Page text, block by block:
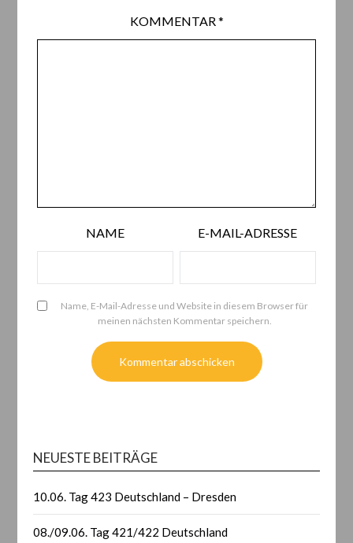
KOMMENTAR *
NAME E-MAIL-ADRESSE
Name, E-Mail-Adresse und Website in diesem Browser für
meinen nächsten Kommentar speichern.
NEUESTE BEITRÄGE
10.06. Tag 423 Deutschland – Dresden
08./09.06. Tag 421/422 Deutschland